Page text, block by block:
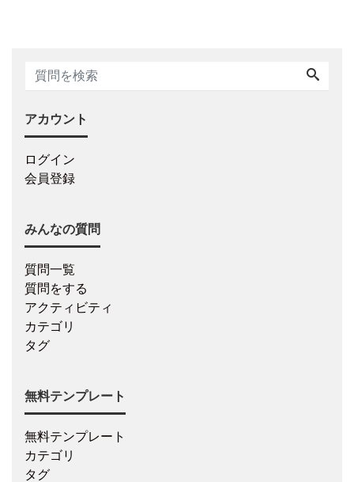
アカウント
ログイン
会員登録
みんなの質問
質問一覧
質問をする
アクティビティ
カテゴリ
タグ
無料テンプレート
無料テンプレート
カテゴリ
タグ